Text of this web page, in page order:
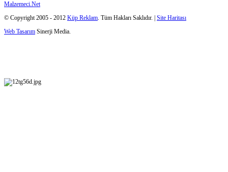
Malzemeci.Net
© Copyright 2005 - 2012 Küp Reklam. Tüm Hakları Saklıdır. | Site Haritası
Web Tasarım Sinerji Media.